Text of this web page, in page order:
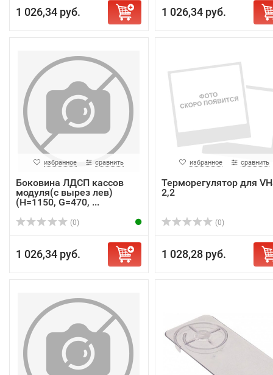
1 026,34 руб. 1 026,34 руб.
избранное сравнить
Боковина ЛДСП кассов
модуля(с вырез лев)
(H=1150, G=470, ...
(0)
1 026,34 руб.
избранное сравнить
Терморегулятор для
2,2
(0)
1 028,28 руб.